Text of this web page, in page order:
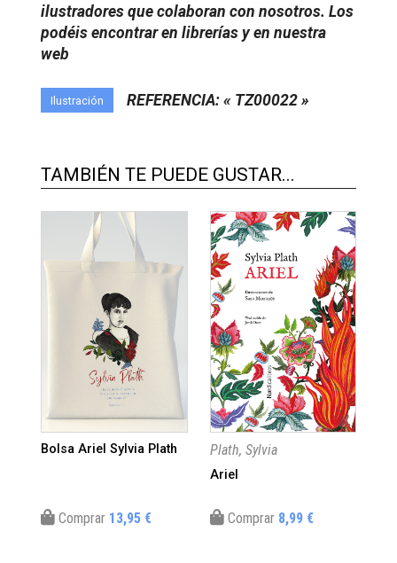
ilustradores que colaboran con nosotros. Los
podéis encontrar en librerías y en nuestra
web
Ilustración REFERENCIA: « TZ00022 »
TAMBIÉN TE PUEDE GUSTAR...
Bolsa Ariel Sylvia Plath
Comprar 13,95 €
Plath, Sylvia
Ariel
Comprar 8,99 €